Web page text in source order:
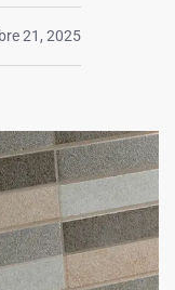
21, 2025